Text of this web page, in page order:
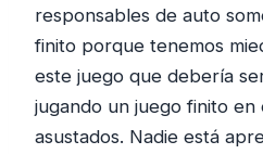
responsables de auto
finito porque tenemos
este juego que debería
jugando un juego finito en
asustados. Nadie está